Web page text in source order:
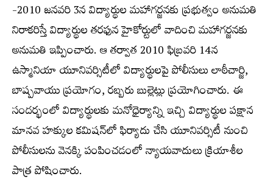
-2010 జనవరి 3న విద్యార్థుల మహాగర్జనకు ప్రభుత్వం అనుమతి
నిరాకరిస్తే విద్యార్థుల తరఫున హైకోర్టులో వాదించి మహాగర్జనకు
అనుమతి ఇప్పించారు. ఆ తర్వాత 2010 ఫిబ్రవరి 14న
ఉస్మానియా యూనివర్సిటీలో విద్యార్థులపై పోలీసులు లాఠీచార్జి,
బాష్పవాయు ప్రయోగం, రబ్బరు బుల్లెట్లు ప్రయోగించారు. ఈ
సందర్భంలో విద్యార్థులకు మనోధైర్యాన్ని ఇచ్చి విద్యార్థుల పక్షాన
మానవ హక్కుల కమిషన్‌లో ఫిర్యాదు చేసి యూనివర్సిటీ నుంచి
పోలీసులను వెనక్కి పంపించడంలో న్యాయవాదులు క్రియాశీల
పాత్ర పోషించారు.